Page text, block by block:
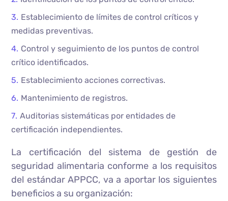
Establecimiento de límites de control críticos y
medidas preventivas.
Control y seguimiento de los puntos de control
crítico identificados.
Establecimiento acciones correctivas.
Mantenimiento de registros.
Auditorias sistemáticas por entidades de
certificación independientes.
La certificación del sistema de gestión de
seguridad alimentaria conforme a los requisitos
del estándar APPCC, va a aportar los siguientes
beneficios a su organización: